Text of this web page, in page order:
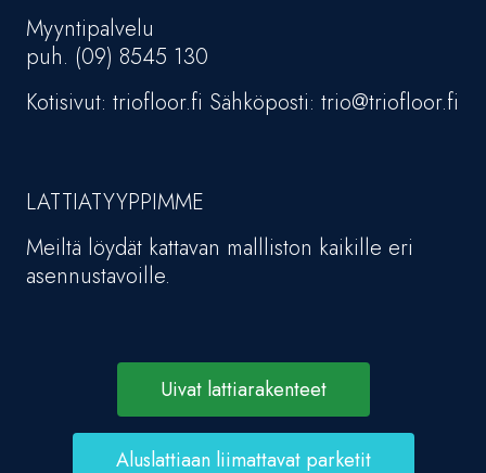
Myyntipalvelu
puh. (09) 8545 130
Kotisivut: triofloor.fi Sähköposti: trio@triofloor.fi
LATTIATYYPPIMME
Meiltä löydät kattavan mallliston kaikille eri
asennustavoille.
Uivat lattiarakenteet
Aluslattiaan liimattavat parketit